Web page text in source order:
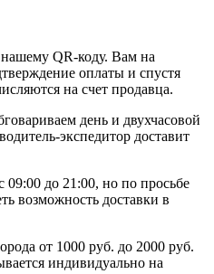
QR-коду. Вам на
оплаты и спустя
на счет продавца.
день и двухчасовой
экспедитор доставит
09:00 до 21:00, но по просьбе
возможность доставки в
от 1000 руб. до 2000 руб.
индивидуально на